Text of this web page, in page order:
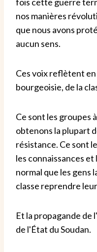
nos manières
que nous avons
aucun sens.
Ces voix reflètent
bourgeoisie, de la
Ce sont les groupes
obtenons la plupart
résistance. Ce sont
les connaissances
normal que les gens
classe reprendre
Et la propagande de
de l'État du Soudan.